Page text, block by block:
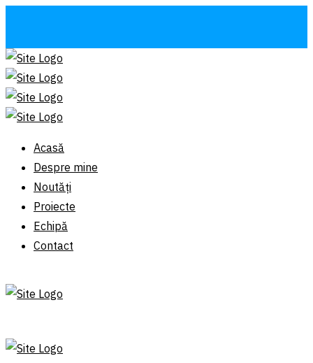
Acasă
Despre mine
Noutăți
Proiecte
Echipă
Contact